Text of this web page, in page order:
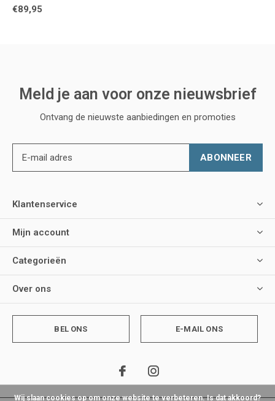
€89,95
Meld je aan voor onze nieuwsbrief
Ontvang de nieuwste aanbiedingen en promoties
ABONNEER
Klantenservice
Mijn account
Categorieën
Over ons
BEL ONS E-MAIL ONS
Wij slaan cookies op om onze website te verbeteren. Is dat akkoord?